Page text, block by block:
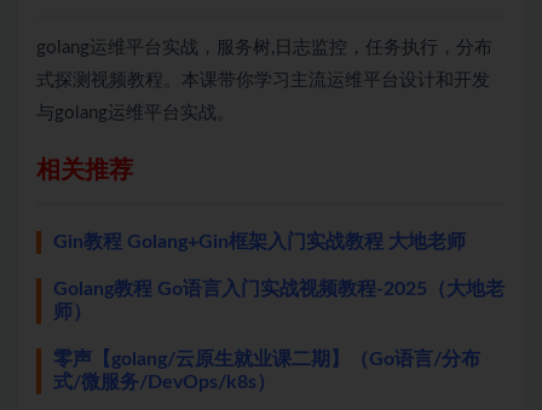
golang运维平台实战，服务树,日志监控，任务执行，分布
式探测视频教程。本课带你学习主流运维平台设计和开发
与golang运维平台实战。
相关推荐
Gin教程 Golang+Gin框架入门实战教程 大地老师
Golang教程 Go语言入门实战视频教程-2025（大地老
师）
零声【golang/云原生就业课二期】（Go语言/分布
式/微服务/DevOps/k8s）